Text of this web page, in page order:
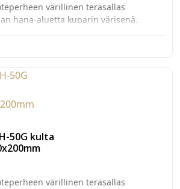
värillinen teräsallas
hana-aluetta kuparin värisenä.
kuin hillitympää
altaan kaunis metallinen kiilto,
väri ovat tulosta
pinnoituksesta. Allaskaapin
ulkomitat 550x450mm, allas
50G kulta
värillinen teräsallas